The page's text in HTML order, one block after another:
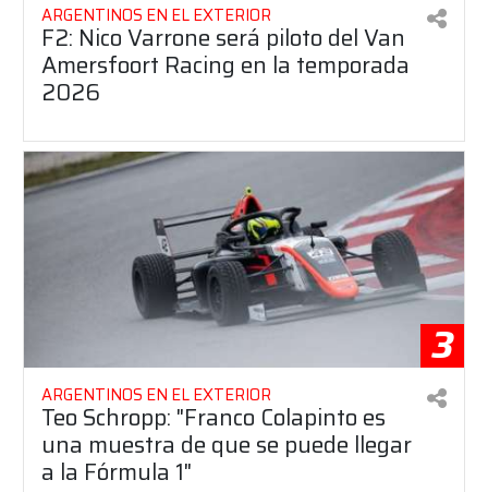
ARGENTINOS EN EL EXTERIOR
F2: Nico Varrone será piloto del Van
Amersfoort Racing en la temporada
2026
3
ARGENTINOS EN EL EXTERIOR
Teo Schropp: "Franco Colapinto es
una muestra de que se puede llegar
a la Fórmula 1"